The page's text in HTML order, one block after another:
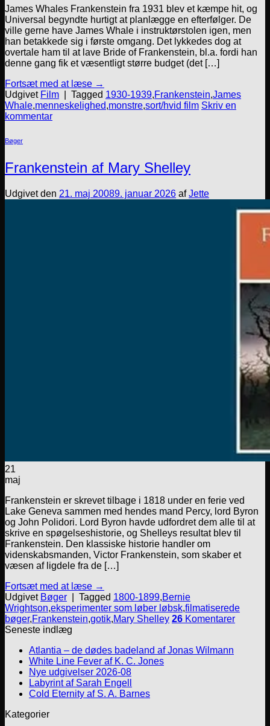
James Whales Frankenstein fra 1931 blev et kæmpe hit, og
Universal begyndte hurtigt at planlægge en efterfølger. De
ville gerne have James Whale i instruktørstolen igen, men
han betakkede sig i første omgang. Det lykkedes dog at
overtale ham til at lave Bride of Frankenstein, bl.a. fordi han
denne gang fik et væsentligt større budget (det […]
Fortsæt med at læse →
Udgivet Film Tagged 1930-1939,Frankenstein,James
Whale,menneskelighed,monstre,sort/hvid film Skriv en
kommentar
Bøger
Frankenstein af Mary Shelley
Udgivet den 21. maj 20089. januar 2026 afJette
21
maj
Frankenstein er skrevet tilbage i 1818 under en ferie ved
Lake Geneva sammen med hendes mand Percy, lord Byron
og John Polidori. Lord Byron havde udfordret dem alle til at
skrive en spøgelseshistorie, og Shelleys resultat blev til
Frankenstein. Den klassiske historie handler om
videnskabsmanden, Victor Frankenstein, som skaber et
væsen af ligdele fra de […]
Fortsæt med at læse →
Udgivet Bøger Tagged 1800-1899,Bernie
Wrightson,eksperimenter som løber løbsk,filmatiserede
bøger,Frankenstein,gotik,Mary Shelley 26 Komentarer
Seneste indlæg
Atlantia – de dødes badeland af Jonas Wilmann
White Line Fever af K. C. Jones
Nye udgivelser 2026-08
Labyrint af Sarah Engell
Cold Eternity af S. A. Barnes
Kategorier